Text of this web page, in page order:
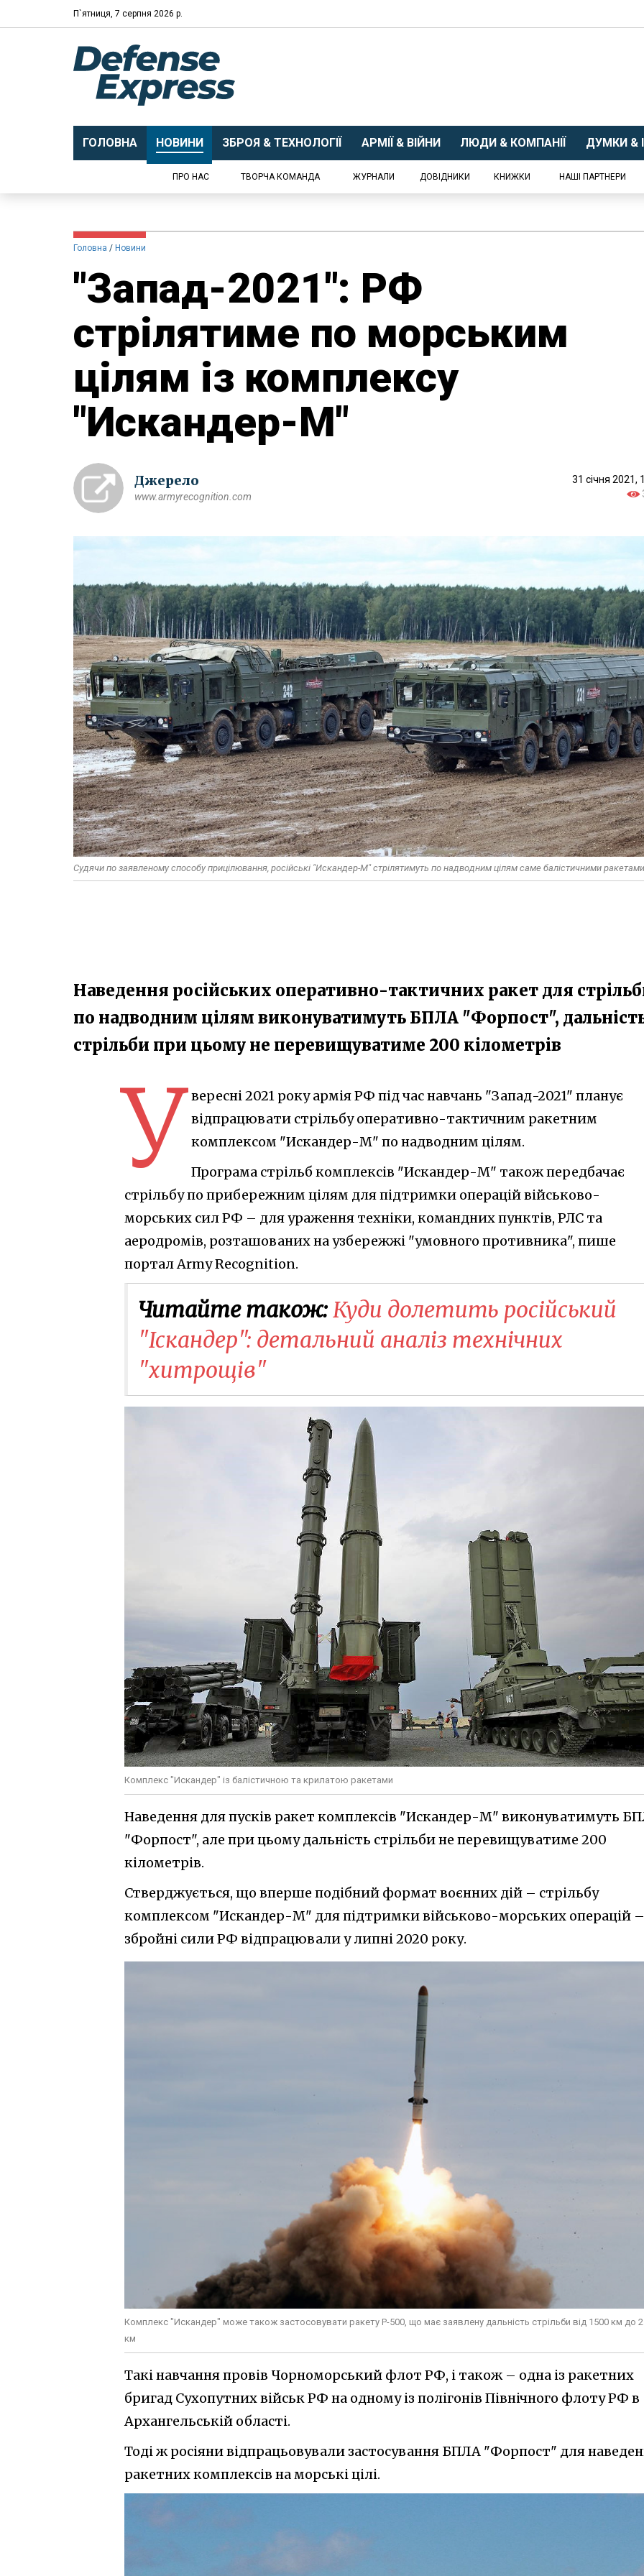
П`ятниця, 7 серпня 2026 р.
ГОЛОВНА НОВИНИ ЗБРОЯ & ТЕХНОЛОГІЇ АРМІЇ & ВІЙНИ ЛЮДИ & КОМПАНІЇ ДУМКИ &
ПРО НАС ТВОРЧА КОМАНДА ЖУРНАЛИ ДОВІДНИКИ КНИЖКИ НАШІ ПАРТНЕРИ
Головна Новини
"Запад-2021": РФ
стрілятиме по морським
цілям із комплексу
"Искандер-М"
Джерело
www.armyrecognition.com
31 січня 2021,
Судячи по заявленому способу прицілювання, російські "Искандер-М" стрілятимуть по надводним цілям саме балістичними ракетами
Наведення російських оперативно-тактичних ракет для
по надводним цілям виконуватимуть БПЛА "Форпост",
стрільби при цьому не перевищуватиме 200 кілометрів
У вересні 2021 року армія РФ під час навчань "Запад-2021" планує
відпрацювати стрільбу оперативно-тактичним ракетним
комплексом "Искандер-М" по надводним цілям.
Програма стрільб комплексів "Искандер-М" також передбачає
стрільбу по прибережним цілям для підтримки операцій військово-
морських сил РФ – для ураження техніки, командних пунктів, РЛС та
аеродромів, розташованих на узбережжі "умовного противника", пише
портал Army Recognition.
Читайте також:Куди долетить російський
"Іскандер": детальний аналіз технічних
"хитрощів"
Комплекс "Искандер" із балістичною та крилатою ракетами
Наведення для пусків ракет комплексів "Искандер-М" виконуватимуть
"Форпост", але при цьому дальність стрільби не перевищуватиме 200
кілометрів.
Стверджується, що вперше подібний формат воєнних дій – стрільбу
комплексом "Искандер-М" для підтримки військово-морських операцій –
збройні сили РФ відпрацювали у липні 2020 року.
Комплекс "Искандер" може також застосовувати ракету Р-500, що має заявлену дальність стрільби від 1500 км до
км
Такі навчання провів Чорноморський флот РФ, і також – одна із ракетних
бригад Сухопутних військ РФ на одному із полігонів Північного флоту РФ в
Архангельській області.
Тоді ж росіяни відпрацьовували застосування БПЛА "Форпост" для
ракетних комплексів на морські цілі.